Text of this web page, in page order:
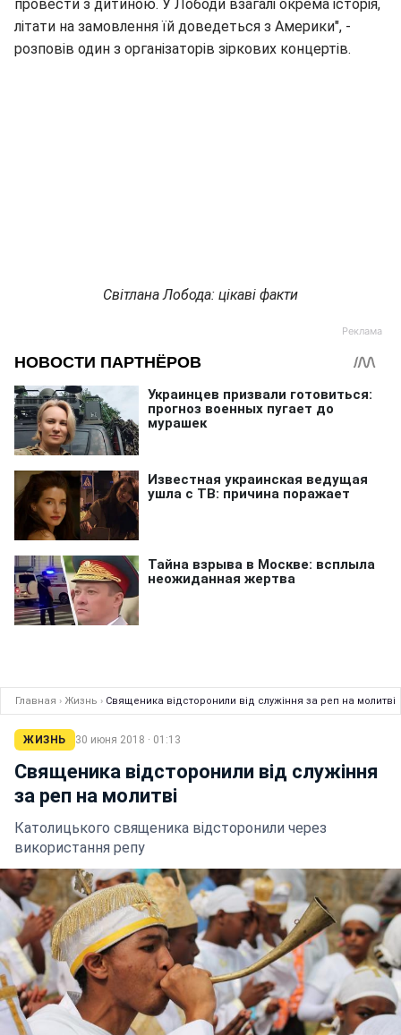
провести з дитиною. У Лободи взагалі окрема історія,
літати на замовлення їй доведеться з Америки", -
розповів один з організаторів зіркових концертів.
Світлана Лобода: цікаві факти
Главная › Жизнь › Священика відсторонили від служіння за реп на молитві
ЖИЗНЬ 30 июня 2018 · 01:13
Священика відсторонили від служіння
за реп на молитві
Католицького священика відсторонили через
використання репу